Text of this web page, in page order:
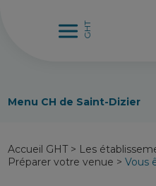
Menu CH de Saint-Dizier
Accueil GHT> Les
Préparer votre venue >Vous